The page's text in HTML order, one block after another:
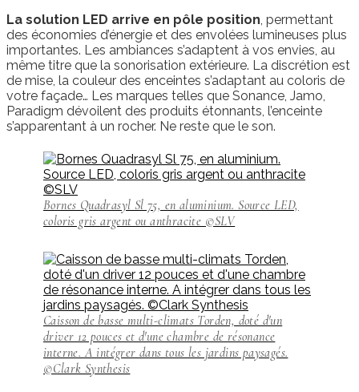
La solution LED arrive en pôle position, permettant
des économies d’énergie et des envolées lumineuses plus
importantes. Les ambiances s’adaptent à vos envies, au
même titre que la sonorisation extérieure. La discrétion est
de mise, la couleur des enceintes s’adaptant au coloris de
votre façade… Les marques telles que Sonance, Jamo,
Paradigm dévoilent des produits étonnants, l’enceinte
s’apparentant à un rocher. Ne reste que le son.
Bornes Quadrasyl Sl 75, en aluminium. Source LED,
coloris gris argent ou anthracite ©SLV
Caisson de basse multi-climats Torden, doté d'un
driver 12 pouces et d'une chambre de résonance
interne. A intégrer dans tous les jardins paysagés.
©Clark Synthesis